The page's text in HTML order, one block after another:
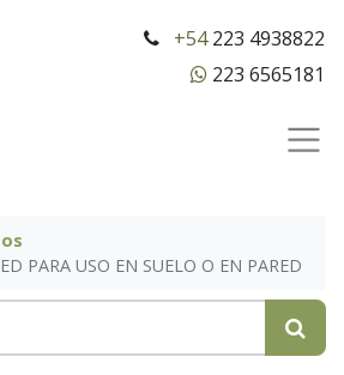
+54223 4938822
223 6565181
PARA USO EN SUELO O EN PARED